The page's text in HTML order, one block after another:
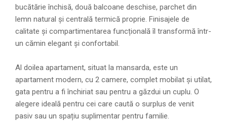
bucătărie închisă, două balcoane deschise, parchet din
lemn natural și centrală termică proprie. Finisajele de
calitate și compartimentarea funcțională îl transformă într-
un cămin elegant și confortabil.
Al doilea apartament, situat la mansarda, este un
apartament modern, cu 2 camere, complet mobilat și utilat,
gata pentru a fi închiriat sau pentru a găzdui un cuplu. O
alegere ideală pentru cei care caută o surplus de venit
pasiv sau un spațiu suplimentar pentru familie.